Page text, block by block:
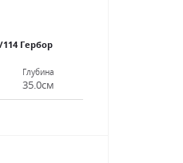
Гербор
Глубина
35.0см